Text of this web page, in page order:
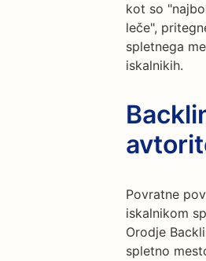
kot so
leče",
spletnega
iskalnikih.
Povratne
iskalnikom
Orodje
spletno